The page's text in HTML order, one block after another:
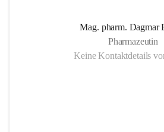
Mag. pharm. Dagmar
Pharmazeutin
Keine Kontaktdetails